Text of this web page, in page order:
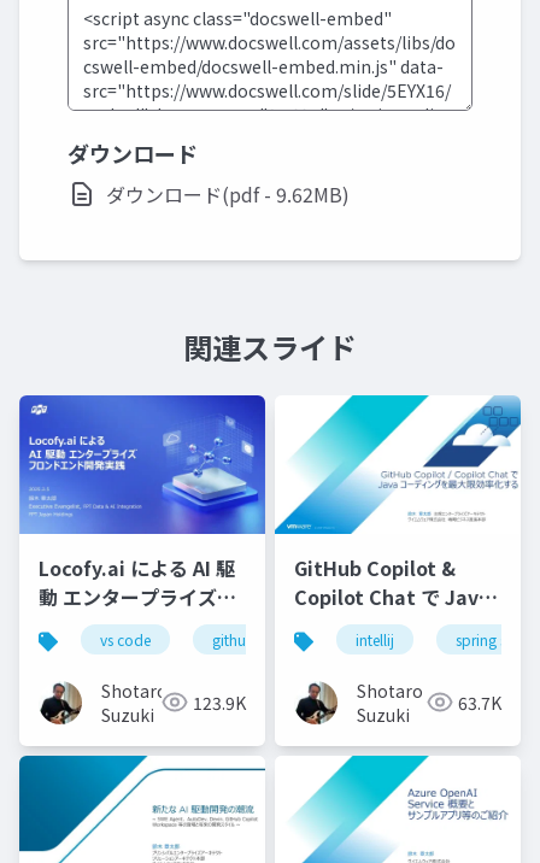
ダウンロード
ダウンロード(pdf - 9.62MB)
関連スライド
Locofy.ai による AI 駆
動 エンタープライズフ
ロンドエンド開発実践-
s
vs code github copilot gemini locofy.ai
Shotaro
Suzuki
123.9K
GitHub Copilot &
Copilot Chat で Java
コーディングを最大限
効率化する-配布用
intellij spring starter
Shotaro
Suzuki
63.7K